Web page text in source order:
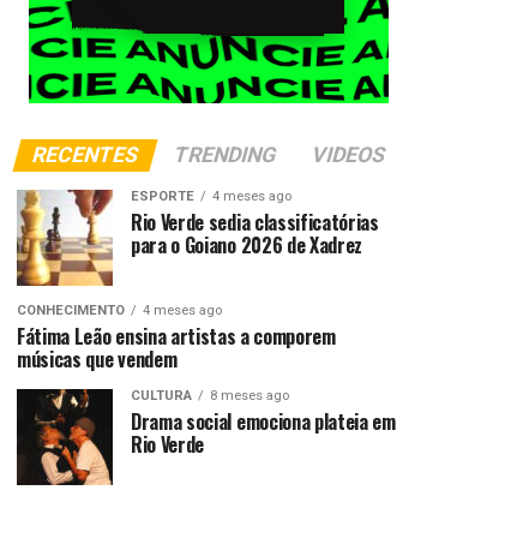
RECENTES TRENDING VIDEOS
ESPORTE 4 meses ago
Rio Verde sedia classificatórias
para o Goiano 2026 de Xadrez
CONHECIMENTO 4 meses ago
Fátima Leão ensina artistas a comporem
músicas que vendem
CULTURA 8 meses ago
Drama social emociona plateia em
Rio Verde